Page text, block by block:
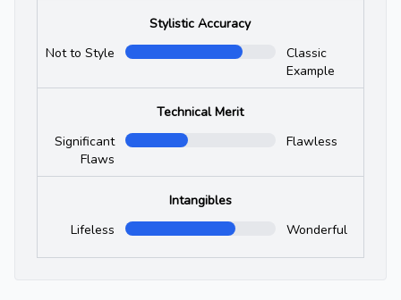
Stylistic Accuracy
Not to Style
Classic
Example
Technical Merit
Significant
Flaws
Flawless
Intangibles
Lifeless
Wonderful